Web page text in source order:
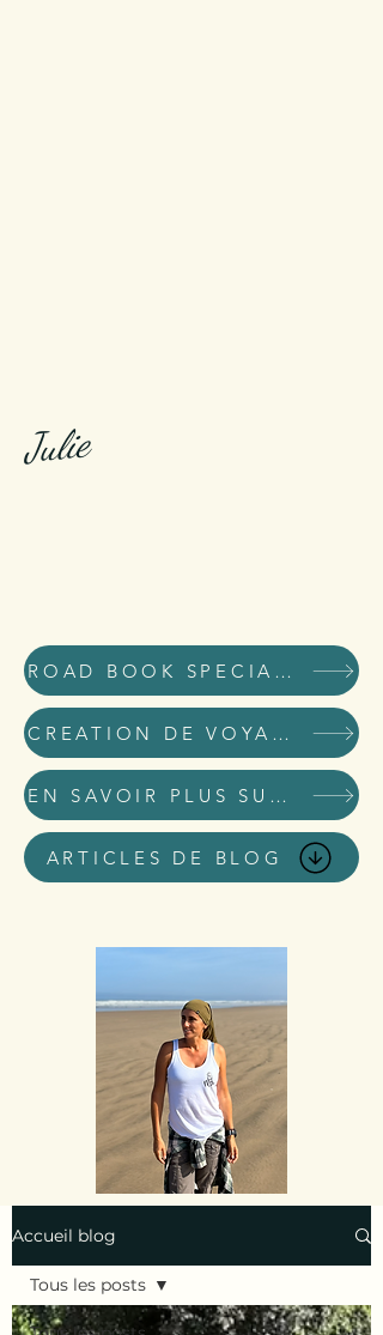
Julie
ROAD BOOK SPECIAL KID
CREATION DE VOYAGES DE RÊVE ET D'AVENTURE
EN SAVOIR PLUS SUR MOI
ARTICLES DE BLOG
Accueil blog
Tous les posts